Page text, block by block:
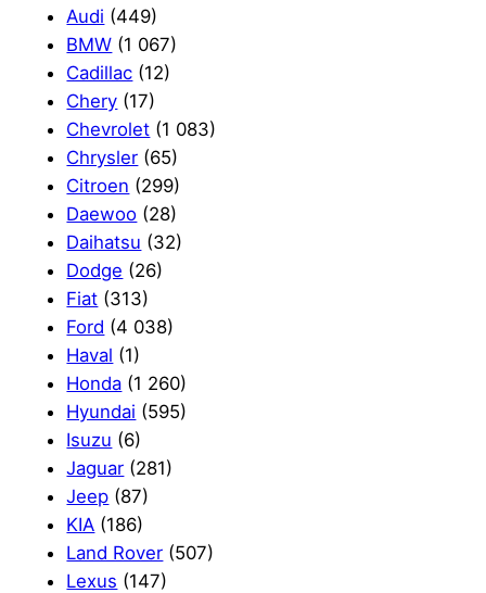
Audi (449)
BMW (1 067)
Cadillac (12)
Chery (17)
Chevrolet (1 083)
Chrysler (65)
Citroen (299)
Daewoo (28)
Daihatsu (32)
Dodge (26)
Fiat (313)
Ford (4 038)
Haval (1)
Honda (1 260)
Hyundai (595)
Isuzu (6)
Jaguar (281)
Jeep (87)
KIA (186)
Land Rover (507)
Lexus (147)